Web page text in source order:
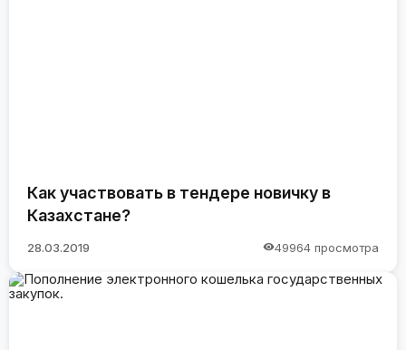
Как участвовать в тендере новичку в
Казахстане?
28.03.2019 49964 просмотра